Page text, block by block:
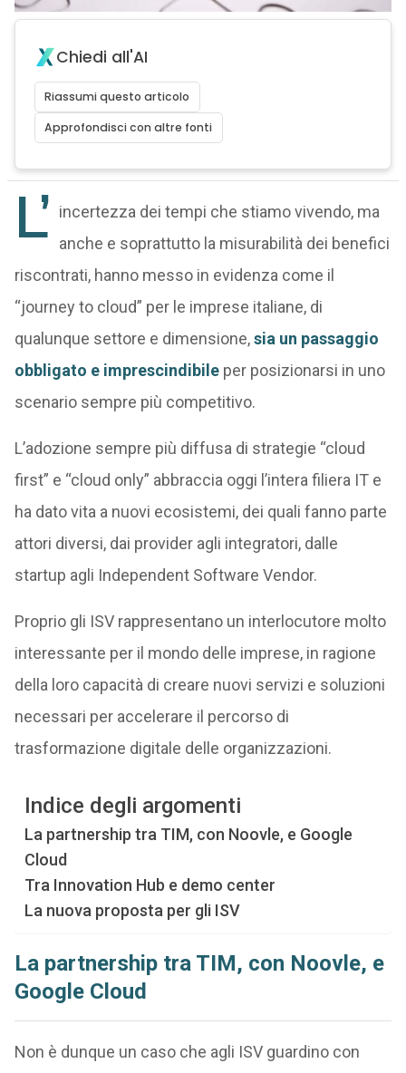
Chiedi all'AI
Riassumi questo articolo
Approfondisci con altre fonti
L’ incertezza dei tempi che stiamo vivendo, ma
anche e soprattutto la misurabilità dei benefici
riscontrati, hanno messo in evidenza come il
“journey to cloud” per le imprese italiane, di
qualunque settore e dimensione,sia un passaggio
obbligato e imprescindibileper posizionarsi in uno
scenario sempre più competitivo.
L’adozione sempre più diffusa di strategie “cloud
first” e “cloud only” abbraccia oggi l’intera filiera IT e
ha dato vita a nuovi ecosistemi, dei quali fanno parte
attori diversi, dai provider agli integratori, dalle
startup agli Independent Software Vendor.
Proprio gli ISV rappresentano un interlocutore molto
interessante per il mondo delle imprese, in ragione
della loro capacità di creare nuovi servizi e soluzioni
necessari per accelerare il percorso di
trasformazione digitale delle organizzazioni.
Indice degli argomenti
La partnership tra TIM, con Noovle, e Google
Cloud
Tra Innovation Hub e demo center
La nuova proposta per gli ISV
La partnership tra TIM, con Noovle, e
Google Cloud
Non è dunque un caso che agli ISV guardino con